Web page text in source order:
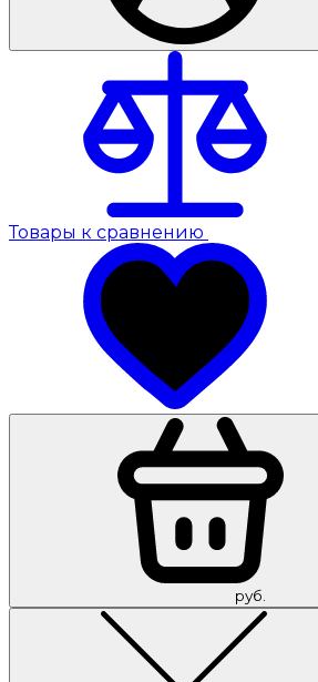
Товары к сравнению
руб.